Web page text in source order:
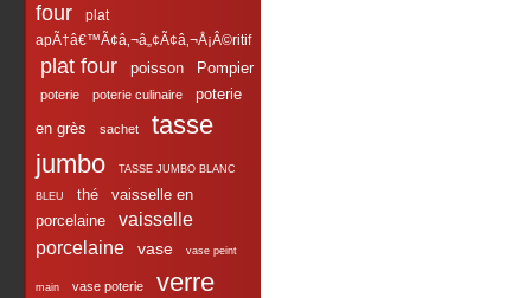
four
plat
apÃ†â€™Ã¢â‚¬â„¢Ã¢â‚¬Å¡Â©ritif
plat four poisson Pompier
poterie poterie culinaire
poterie
en grès
sachet
tasse
jumbo
TASSE JUMBO BLANC
BLEU thé
vaisselle en
porcelaine
vaisselle
porcelaine
vase vase peint
main vase poterie verre